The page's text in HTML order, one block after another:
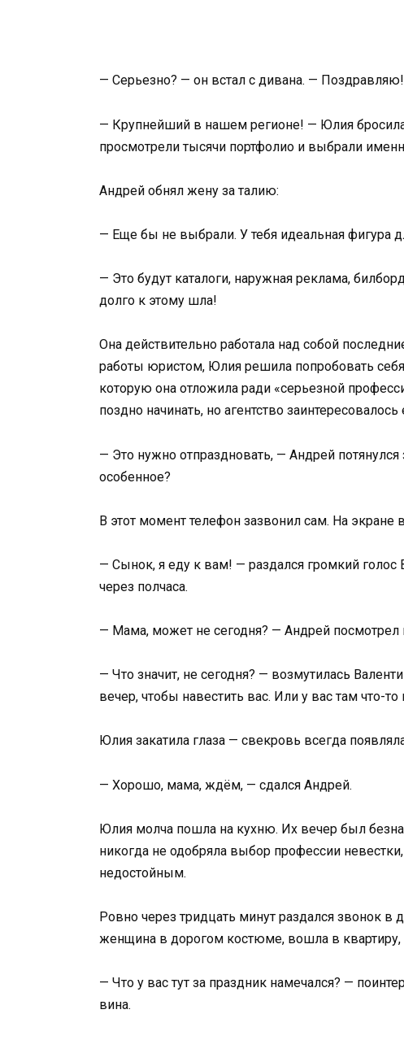
— Серьезно? — он встал с дивана. —
— Крупнейший в нашем регионе! — Юлия
просмотрели тысячи портфолио и выбрали
Андрей обнял жену за талию:
— Еще бы не выбрали. У тебя идеальная фигура
— Это будут каталоги, наружная реклама,
долго к этому шла!
Она действительно работала над собой
работы юристом, Юлия решила попробовать
которую она отложила ради «серьезной
поздно начинать, но агентство
— Это нужно отпраздновать, — Андрей
особенное?
В этот момент телефон зазвонил сам. На экране
— Сынок, я еду к вам! — раздался громкий
через полчаса.
— Мама, может не сегодня? — Андрей
— Что значит, не сегодня? — возмутилась
вечер, чтобы навестить вас. Или у вас там что-
Юлия закатила глаза — свекровь всегда
— Хорошо, мама, ждём, — сдался Андрей.
Юлия молча пошла на кухню. Их вечер был
никогда не одобряла выбор профессии
недостойным.
Ровно через тридцать минут раздался звонок в
женщина в дорогом костюме, вошла в квартиру,
— Что у вас тут за праздник намечался? —
вина.